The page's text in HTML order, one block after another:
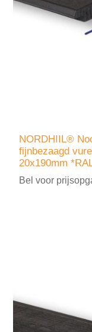
NORDHIIL®
fijnbezaagd
20x190mm
Bel voor